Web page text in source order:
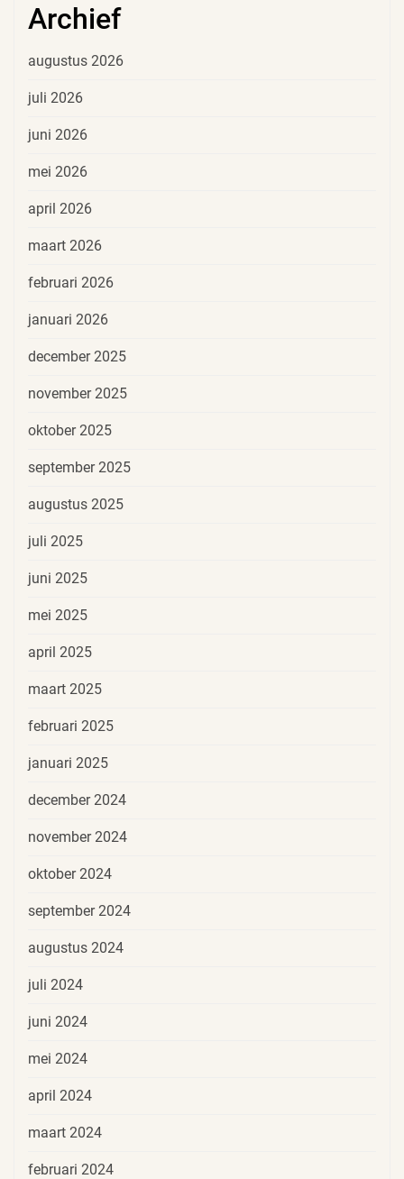
Archief
augustus 2026
juli 2026
juni 2026
mei 2026
april 2026
maart 2026
februari 2026
januari 2026
december 2025
november 2025
oktober 2025
september 2025
augustus 2025
juli 2025
juni 2025
mei 2025
april 2025
maart 2025
februari 2025
januari 2025
december 2024
november 2024
oktober 2024
september 2024
augustus 2024
juli 2024
juni 2024
mei 2024
april 2024
maart 2024
februari 2024